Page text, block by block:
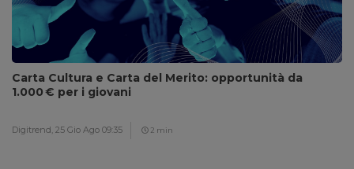
Carta Cultura e Carta del Merito: opportunità da
1.000 € per i giovani
Digitrend, 25 Gio Ago 09:35 2 min